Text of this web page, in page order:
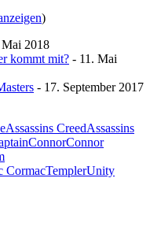
)
2018
kommt mit? - 11. Mai
- 17. September 2017
Assassins CreedAssassins
ConnorConnor
CormacTemplerUnity